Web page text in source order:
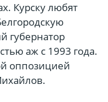
Курску любят
губернатор
аж с 1993 года.
оппозицией